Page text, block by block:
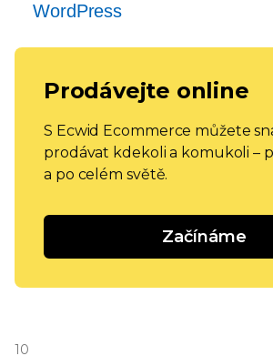
WordPress
Prodávejte online
S Ecwid Ecommerce můžete
prodávat kdekoli a komukoli –
a po celém světě.
Začínáme
10